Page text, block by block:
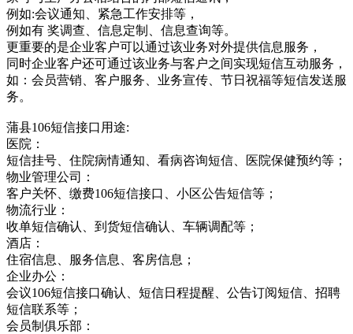
例如:会议通知、紧急工作安排等，
例如有 奖调查、信息定制、信息查询等。
更重要的是企业客户可以通过该业务对外提供信息服务，
同时企业客户还可通过该业务与客户之间实现短信互动服务，
如：会员营销、客户服务、业务宣传、节日祝福等短信发送服
务。
蒲县106短信接口用途:
医院：
短信挂号、住院病情通知、看病咨询短信、医院保健预约等；
物业管理公司：
客户关怀、缴费106短信接口、小区公告短信等；
物流行业：
收单短信确认、到货短信确认、车辆调配等；
酒店：
住宿信息、服务信息、客房信息；
企业办公：
会议106短信接口确认、短信日程提醒、公告订阅短信、招聘
短信联系等；
会员制俱乐部：